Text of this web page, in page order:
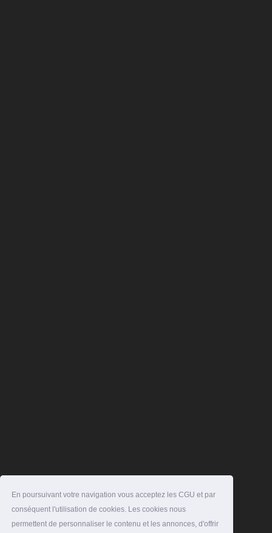
En poursuivant votre navigation vous acceptez les CGU et par
conséquent l'utilisation de cookies. Les cookies nous
permettent de personnaliser le contenu et les annonces, d'offrir